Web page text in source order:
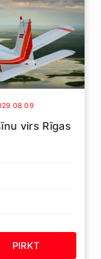
08 09
virs Rīgas
PIRKT